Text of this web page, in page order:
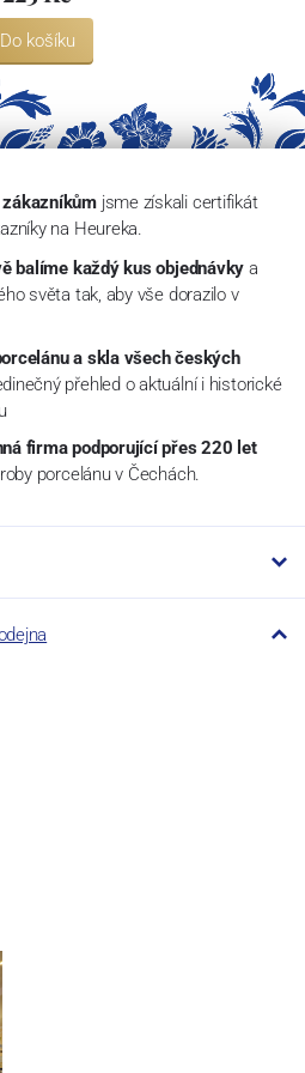
Do košíku
jsme získali certifikát
na Heureka.
balíme každý kus objednávky a
světa tak, aby vše dorazilo v
a skla všech českých
přehled o aktuální i historické
firma podporující přes 220 let
porcelánu v Čechách.